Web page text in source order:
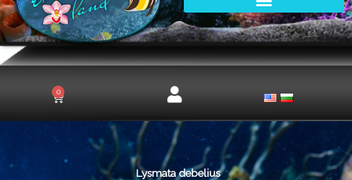
0
Cart
Lysmata debelius